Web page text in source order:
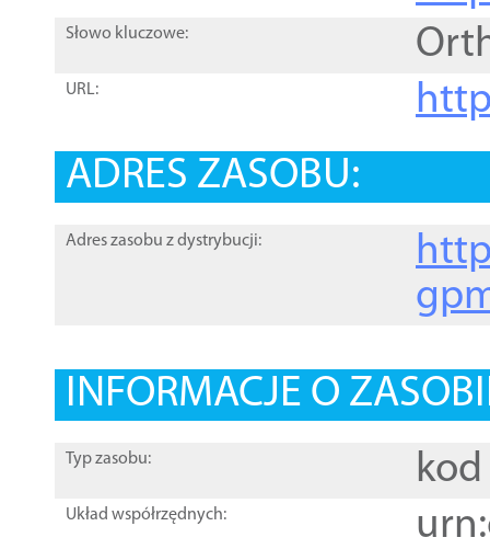
Słowo kluczowe:
URL:
ADRES ZASOBU:
Adres zasobu z dystrybucji:
INFORMACJE O
Typ zasobu: kod
Układ współrzędnych: